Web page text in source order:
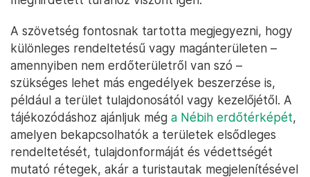
A szövetség fontosnak tartotta megjegyezni, hogy
különleges rendeltetésű vagy magánterületen –
amennyiben nem erdőterületről van szó –
szükséges lehet más engedélyek beszerzése is,
például a terület tulajdonosától vagy kezelőjétől. A
tájékozódáshoz ajánljuk még a Nébih erdőtérképét,
amelyen bekapcsolhatók a területek elsődleges
rendeltetését, tulajdonformáját és védettségét
mutató rétegek, akár a turistautak megjelenítésével